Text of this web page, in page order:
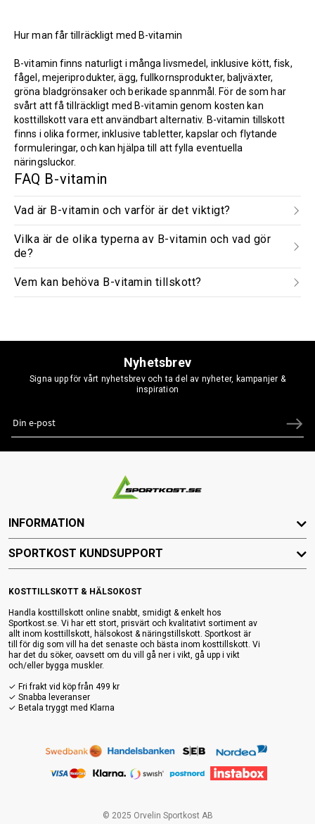
Hur man får tillräckligt med B-vitamin
B-vitamin finns naturligt i många livsmedel, inklusive kött, fisk,
fågel, mejeriprodukter, ägg, fullkornsprodukter, baljväxter,
gröna bladgrönsaker och berikade spannmål. För de som har
svårt att få tillräckligt med B-vitamin genom kosten kan
kosttillskott vara ett användbart alternativ. B-vitamin tillskott
finns i olika former, inklusive tabletter, kapslar och flytande
formuleringar, och kan hjälpa till att fylla eventuella
näringsluckor.
FAQ B-vitamin
Vad är B-vitamin och varför är det viktigt?
Vilka är de olika typerna av B-vitamin och vad gör
de?
Vem kan behöva B-vitamin tillskott?
Nyhetsbrev
Signa upp för vårt nyhetsbrev och ta del av nyheter, kampanjer &
inspiration
KOSTTILLSKOTT & HÄLSOKOST
Handla kosttillskott online snabbt, smidigt & enkelt hos
Sportkost.se. Vi har ett stort, prisvärt och kvalitativt sortiment av
allt inom kosttillskott, hälsokost & näringstillskott. Sportkost är
till för dig som vill ha det senaste och bästa inom kosttillskott. Vi
har det du söker, oavsett om du vill gå ner i vikt, gå upp i vikt
och/eller bygga muskler.
✓ Fri frakt vid köp från 499 kr
✓ Snabba leveranser
✓ Betala tryggt med Klarna
INFORMATION
SPORTKOST KUNDSUPPORT
© 2025 Orvelin Sportkost AB